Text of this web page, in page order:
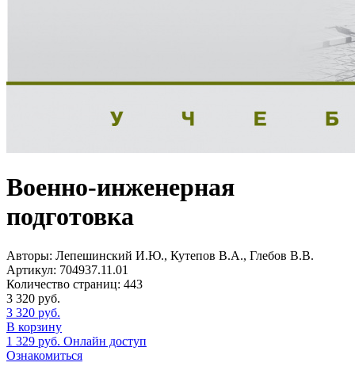
Военно-инженерная
подготовка
Авторы: Лепешинский И.Ю., Кутепов В.А., Глебов В.В.
Артикул: 704937.11.01
Количество страниц: 443
3 320 руб.
3 320 руб.
В корзину
1 329 руб. Онлайн доступ
Ознакомиться